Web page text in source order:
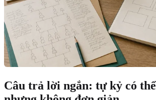
Câu trả lời ngắn: tự kỷ có